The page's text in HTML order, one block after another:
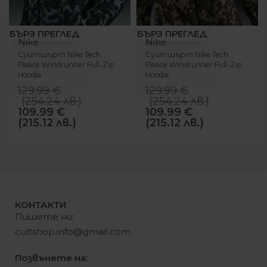
-15%
БЪРЗ ПРЕГЛЕД
Nike
Суитшърт Nike Tech
Fleece Windrunner Full-Zip
Hoodie
129.99€
(254.24лв.)
109.99 €
(215.12 лв.)
-15%
БЪРЗ ПРЕГЛЕД
Nike
Суитшърт Nike Tech
Fleece Windrunner Full-Zip
Hoodie
129.99€
(254.24лв.)
109.99 €
(215.12 лв.)
КОНТАКТИ
Пишете ни:
cultshop.info@gmail.com
Позвънете на: